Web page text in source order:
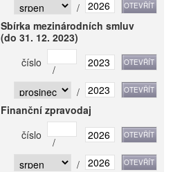
/
Sbírka mezinárodních smluv
(do 31. 12. 2023)
číslo
/
/
Finanční zpravodaj
číslo
/
/